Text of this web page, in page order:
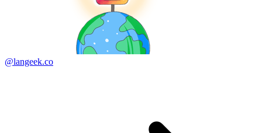
@langeek.co